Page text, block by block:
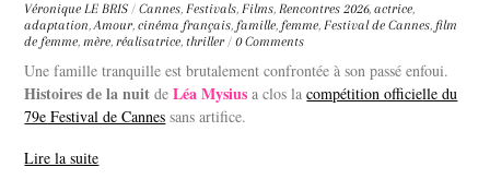
Véronique LE BRIS / Cannes,Festivals,Films,Rencontres 2026,actrice,
adaptation,Amour,cinéma français, famille, femme,Festival de Cannes, film
de femme,mère,réalisatrice, thriller / 0 Comments
Une famille tranquille est brutalement confrontée à son passé enfoui.
Histoires de la nuit deLéa Mysius a clos lacompétition officielle du
79e Festival de Cannes sans artifice.
Lire la suite